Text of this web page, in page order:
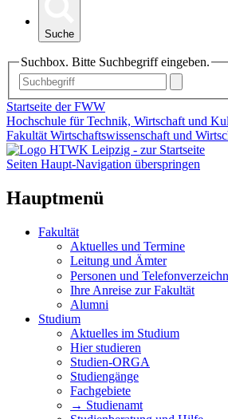
Suche
Suchbox. Bitte Suchbegriff eingeben.
Startseite der FWW
Hochschule für Technik, Wirtschaft und
Fakultät Wirtschaftswissenschaft und
Seiten Haupt-Navigation überspringen
Hauptmenü
Fakultät
Aktuelles und Termine
Leitung und Ämter
Personen und
Ihre Anreise zur Fakultät
Alumni
Studium
Aktuelles im Studium
Hier studieren
Studien-ORGA
Studiengänge
Fachgebiete
→ Studienamt